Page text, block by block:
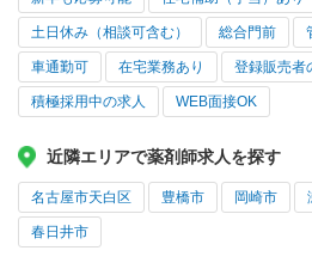
土日休み（相談可含む） 総合門前
車通勤可 在宅業務あり 登録販売者
積極採用中の求人 WEB面接OK
近隣エリアで薬剤師求人を探す
名古屋市天白区 豊橋市 岡崎市
春日井市